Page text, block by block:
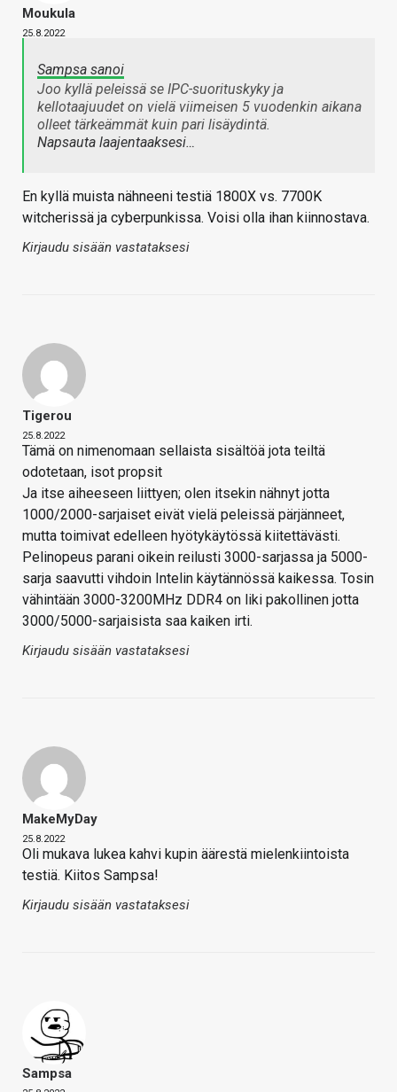
Moukula
25.8.2022
Sampsa sanoi
Joo kyllä peleissä se IPC-suorituskyky ja
kellotaajuudet on vielä viimeisen 5 vuodenkin aikana
olleet tärkeämmät kuin pari lisäydintä.
Napsauta laajentaaksesi…
En kyllä muista nähneeni testiä 1800X vs. 7700K
witcherissä ja cyberpunkissa. Voisi olla ihan kiinnostava.
Kirjaudu sisään vastataksesi
Tigerou
25.8.2022
Tämä on nimenomaan sellaista sisältöä jota teiltä
odotetaan, isot propsit
Ja itse aiheeseen liittyen; olen itsekin nähnyt jotta
1000/2000-sarjaiset eivät vielä peleissä pärjänneet,
mutta toimivat edelleen hyötykäytössä kiitettävästi.
Pelinopeus parani oikein reilusti 3000-sarjassa ja 5000-
sarja saavutti vihdoin Intelin käytännössä kaikessa. Tosin
vähintään 3000-3200MHz DDR4 on liki pakollinen jotta
3000/5000-sarjaisista saa kaiken irti.
Kirjaudu sisään vastataksesi
MakeMyDay
25.8.2022
Oli mukava lukea kahvi kupin äärestä mielenkiintoista
testiä. Kiitos Sampsa!
Kirjaudu sisään vastataksesi
Sampsa